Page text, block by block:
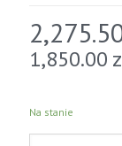
1,850.00
Na stanie